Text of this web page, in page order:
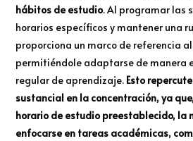
hábitos de estudio. Al programar las
horarios específicos y mantener una
proporciona un marco de referencia
permitiéndole adaptarse de manera
regular de aprendizaje. Esto
sustancial en la concentración, ya
horario de estudio preestablecido, la
enfocarse en tareas académicas,